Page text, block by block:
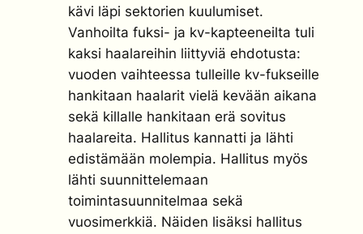
kävi läpi sektorien kuulumiset.
Vanhoilta fuksi- ja kv-kapteeneilta tuli
kaksi haalareihin liittyviä ehdotusta:
vuoden vaihteessa tulleille kv-fukseille
hankitaan haalarit vielä kevään aikana
sekä killalle hankitaan erä sovitus
haalareita. Hallitus kannatti ja lähti
edistämään molempia. Hallitus myös
lähti suunnittelemaan
toimintasuunnitelmaa sekä
vuosimerkkiä. Näiden lisäksi hallitus